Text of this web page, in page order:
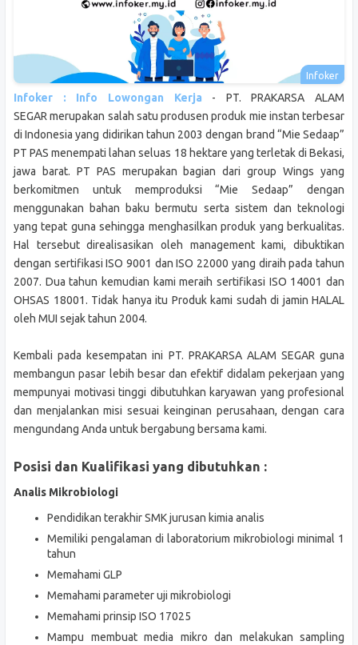
Infoker : Info Lowongan Kerja - PT. PRAKARSA ALAM
SEGAR merupakan salah satu produsen produk mie instan terbesar
di Indonesia yang didirikan tahun 2003 dengan brand “Mie Sedaap”
PT PAS menempati lahan seluas 18 hektare yang terletak di Bekasi,
jawa barat. PT PAS merupakan bagian dari group Wings yang
berkomitmen untuk memproduksi “Mie Sedaap” dengan
menggunakan bahan baku bermutu serta sistem dan teknologi
yang tepat guna sehingga menghasilkan produk yang berkualitas.
Hal tersebut direalisasikan oleh management kami, dibuktikan
dengan sertifikasi ISO 9001 dan ISO 22000 yang diraih pada tahun
2007. Dua tahun kemudian kami meraih sertifikasi ISO 14001 dan
OHSAS 18001. Tidak hanya itu Produk kami sudah di jamin HALAL
oleh MUI sejak tahun 2004.
Kembali pada kesempatan ini PT. PRAKARSA ALAM SEGAR guna
membangun pasar lebih besar dan efektif didalam pekerjaan yang
mempunyai motivasi tinggi dibutuhkan karyawan yang profesional
dan menjalankan misi sesuai keinginan perusahaan, dengan cara
mengundang Anda untuk bergabung bersama kami.
Posisi dan Kualifikasi yang dibutuhkan :
Analis Mikrobiologi
Pendidikan terakhir SMK jurusan kimia analis
Memiliki pengalaman di laboratorium mikrobiologi minimal 1
tahun
Memahami GLP
Memahami parameter uji mikrobiologi
Memahami prinsip ISO 17025
Mampu membuat media mikro dan melakukan sampling